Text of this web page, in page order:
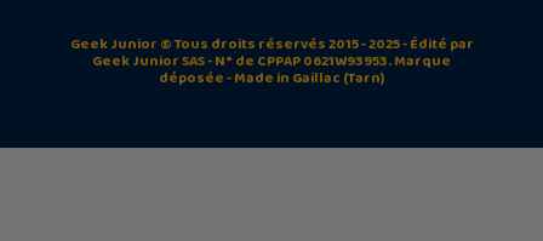
Geek Junior © Tous droits réservés 2015 - 2025 - Édité par
Geek Junior SAS - N° de CPPAP 0621W93953. Marque
déposée - Made in Gaillac (Tarn)